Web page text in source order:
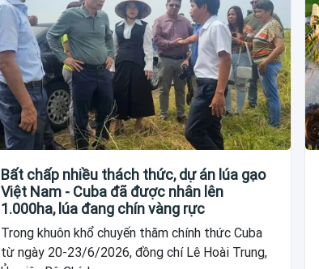
Bất chấp nhiều thách thức, dự án lúa gạo
Việt Nam - Cuba đã được nhân lên
1.000ha, lúa đang chín vàng rực
Trong khuôn khổ chuyến thăm chính thức Cuba
từ ngày 20-23/6/2026, đồng chí Lê Hoài Trung,